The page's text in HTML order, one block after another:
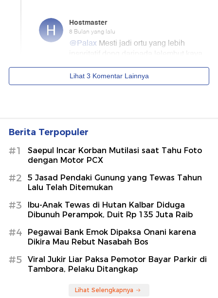
Berita Terpopuler
#1
Saepul Incar Korban Mutilasi saat Tahu Foto
dengan Motor PCX
#2
5 Jasad Pendaki Gunung yang Tewas Tahun
Lalu Telah Ditemukan
#3
Ibu-Anak Tewas di Hutan Kalbar Diduga
Dibunuh Perampok, Duit Rp 135 Juta Raib
#4
Pegawai Bank Emok Dipaksa Onani karena
Dikira Mau Rebut Nasabah Bos
#5
Viral Jukir Liar Paksa Pemotor Bayar Parkir di
Tambora, Pelaku Ditangkap
Lihat Selengkapnya